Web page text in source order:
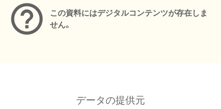
この資料にはデジタルコンテンツが存在しま
せん。
データの提供元